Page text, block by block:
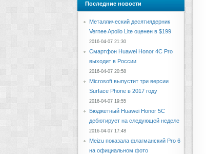
Последние новости
Металлический десятиядерник
Vernee Apollo Lite оценен в $199
2016-04-07 21:30
Смартфон Huawei Honor 4C Pro
выходит в России
2016-04-07 20:58
Microsoft выпустит три версии
Surface Phone в 2017 году
2016-04-07 19:55
Бюджетный Huawei Honor 5C
дебютирует на следующей неделе
2016-04-07 17:48
Meizu показала флагманский Pro 6
на официальном фото